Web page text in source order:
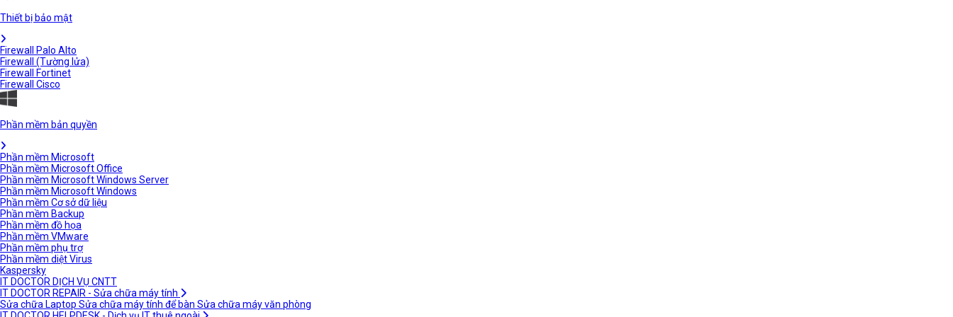
Thiết bị bảo mật
Firewall Palo Alto
Firewall (Tường lửa)
Firewall Fortinet
Firewall Cisco
Phần mềm bản quyền
Phần mềm Microsoft
Phần mềm Microsoft Office
Phần mềm Microsoft Windows Server
Phần mềm Microsoft Windows
Phần mềm Cơ sở dữ liệu
Phần mềm Backup
Phần mềm đồ họa
Phần mềm VMware
Phần mềm phụ trợ
Phần mềm diệt Virus
Kaspersky
IT DOCTOR DỊCH VỤ CNTT
IT DOCTOR REPAIR - Sửa chữa máy tính
Sửa chữa Laptop Sửa chữa máy tính để bàn Sửa chữa máy văn phòng